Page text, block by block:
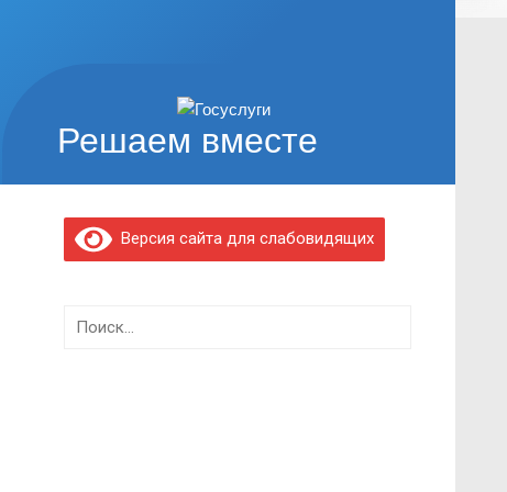
Решаем вместе
Версия сайта для слабовидящих
Найти: